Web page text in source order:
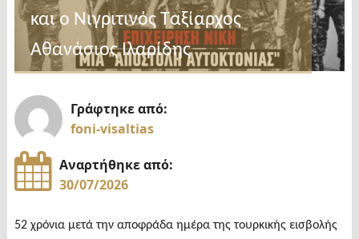
ΠΑΝΗΓΥΡΕΩΣ
ΠΑΛΙΟΚΚΛΗΣΙΑΣ"
και ο Νιγριτινός Ταξίαρχος
Αθανάσιος Ιλαρίδης
Γράφτηκε από:
foni-visaltias
Αναρτήθηκε από:
30/07/2026
52 χρόνια μετά την αποφράδα ημέρα της τουρκικής εισβολής